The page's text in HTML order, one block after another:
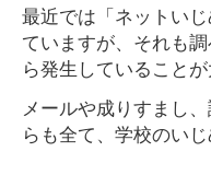
最近では「ネットい
ていますが、それも
ら発生していることが
メールや成りすまし
らも全て、学校のい